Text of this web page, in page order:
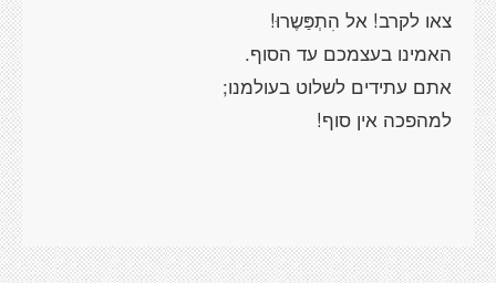
צאו לקרב! אל הִתְפַּשֶרוּ!
האמינו בעצמכם עד הסוף.
אתם עתידים לשלוט בעולמנו;
למהפכה אין סוף!